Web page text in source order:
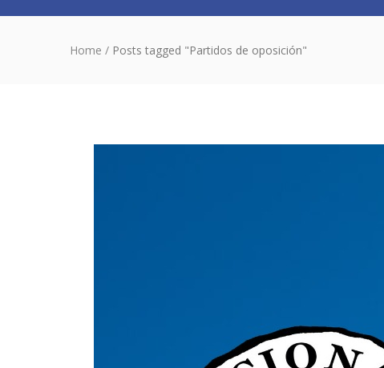
Home / Posts tagged "Partidos de oposición"